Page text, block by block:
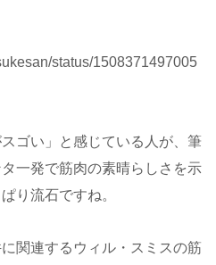
status/1508371497005
ゴい」と感じている人が、筆
一発で筋肉の素晴らしさを示
り流石ですね。
関連するウィル・スミスの筋